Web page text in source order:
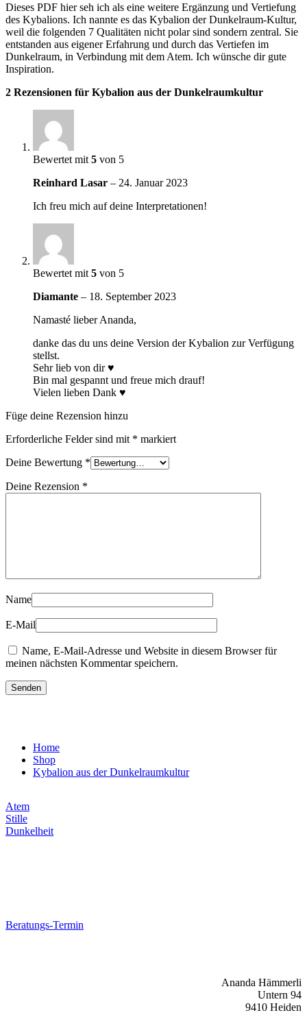
Dieses PDF hier seh ich als eine weitere Ergänzung und Vertiefung
des Kybalions. Ich nannte es das Kybalion der Dunkelraum-Kultur,
weil die folgenden 7 Qualitäten nicht polar sind sondern zentral. Sie
entstanden aus eigener Erfahrung und durch das Vertiefen im
Dunkelraum, in Verbindung mit dem Atem. Ich wünsche dir gute
Inspiration.
2 Rezensionen für Kybalion aus der Dunkelraumkultur
Bewertet mit 5 von 5
Reinhard Lasar – 24. Januar 2023
Ich freu mich auf deine Interpretationen!
Bewertet mit 5 von 5
Diamante – 18. September 2023
Namasté lieber Ananda,
danke das du uns deine Version der Kybalion zur Verfügung
stellst.
Sehr lieb von dir ♥
Bin mal gespannt und freue mich drauf!
Vielen lieben Dank ♥
Füge deine Rezension hinzu
Erforderliche Felder sind mit * markiert
Deine Bewertung *
Deine Rezension *
Name
E-Mail
Name, E-Mail-Adresse und Website in diesem Browser für
meinen nächsten Kommentar speichern.
Home
Shop
Kybalion aus der Dunkelraumkultur
Atem
Stille
Dunkelheit
Beratungs-Termin
Ananda Hämmerli
Untern 94
9410 Heiden